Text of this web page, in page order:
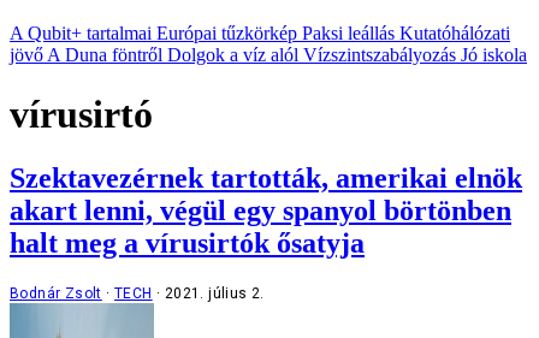
A Qubit+ tartalmai Európai tűzkörkép Paksi leállás Kutatóhálózati
jövő A Duna föntről Dolgok a víz alól Vízszintszabályozás Jó iskola
vírusirtó
Szektavezérnek tartották, amerikai elnök
akart lenni, végül egy spanyol börtönben
halt meg a vírusirtók ősatyja
Bodnár Zsolt TECH 2021. július 2.